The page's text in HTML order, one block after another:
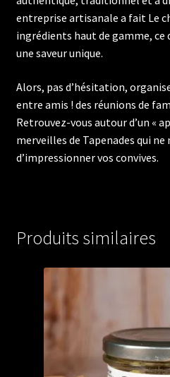
entreprise artisanale a fait Le
ingrédients haut de gamme, ce
une saveur unique.
Alors, pas d’hésitation,
entre amis ! des réunions de
Retrouvez-vous autour d’un «
merveilles de Tapenades qui
d’impressionner vos convives.
Produits similaires